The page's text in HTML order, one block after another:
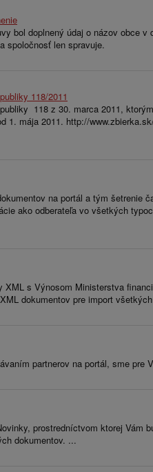
bol doplnený údaj o názov obce
spoločnosť len spravuje.
118/2011
118 z 30. marca 2011,
1. mája 2011. http://
na portál a tým šetrenie
ako odberateľa vo všetkých
s Výnosom Ministerstva
dokumentov pre import
partnerov na portál, sme
prostredníctvom ktorej Vám
dokumentov. ...